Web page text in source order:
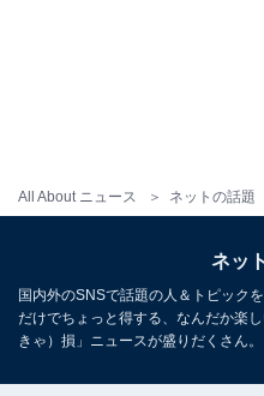
All About ニュース ネットの話題
ネッ
国内外のSNSで話題の人＆トピック
だけでちょっと得する、なんだか楽
きゃ）損」ニュースが盛りだくさん。